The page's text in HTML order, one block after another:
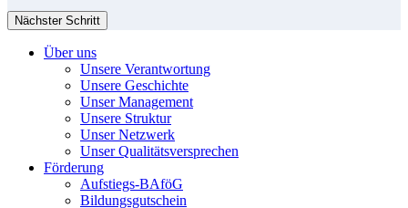
Nächster Schritt
Über uns
Unsere Verantwortung
Unsere Geschichte
Unser Management
Unsere Struktur
Unser Netzwerk
Unser Qualitätsversprechen
Förderung
Aufstiegs-BAföG
Bildungsgutschein